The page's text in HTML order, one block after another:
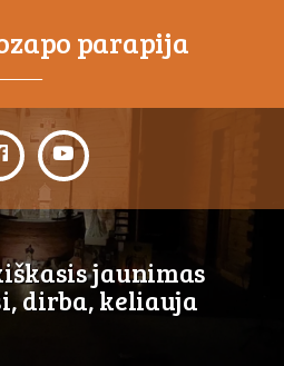
parapija
jaunimas
dirba, keliauja